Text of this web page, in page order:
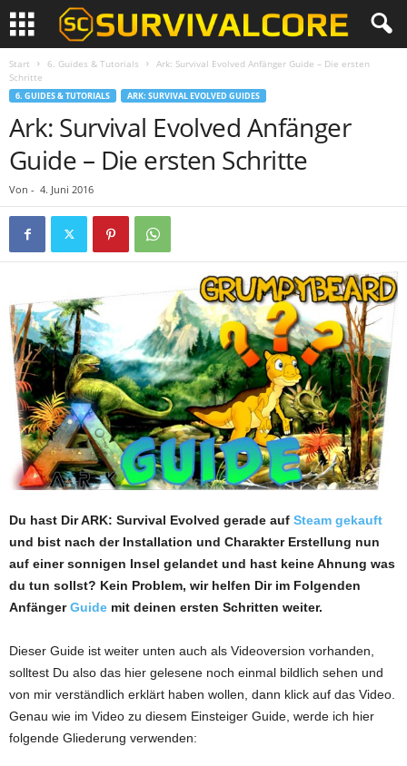
Start 6. Guides & Tutorials
Ark: Survival Evolved Anfänger Guide – Die ersten
Schritte
6. GUIDES & TUTORIALS ARK: SURVIVAL EVOLVED GUIDES
Ark: Survival Evolved Anfänger
Guide – Die ersten Schritte
Von - 4. Juni 2016
Du hast Dir ARK: Survival Evolved gerade auf Steam gekauft
und bist nach der Installation und Charakter Erstellung nun
auf einer sonnigen Insel gelandet und hast keine Ahnung was
du tun sollst? Kein Problem, wir helfen Dir im Folgenden
AnfängerGuide mit deinen ersten Schritten weiter.
Dieser Guide ist weiter unten auch als Videoversion vorhanden,
solltest Du also das hier gelesene noch einmal bildlich sehen und
von mir verständlich erklärt haben wollen, dann klick auf das Video.
Genau wie im Video zu diesem Einsteiger Guide, werde ich hier
folgende Gliederung verwenden: